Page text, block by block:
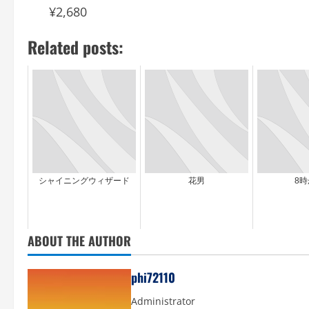
¥2,680
Related posts:
シャイニングウィザード 花男 8時
ABOUT THE AUTHOR
phi72110
Administrator